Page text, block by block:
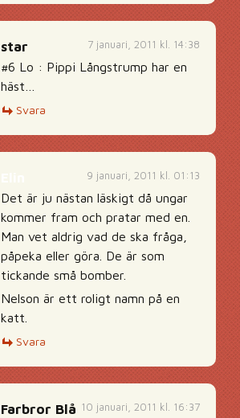
7 januari, 2011 kl. 14:38
star
#6 Lo : Pippi Långstrump har en
häst…
Svara
9 januari, 2011 kl. 01:13
Det är ju nästan läskigt då ungar
kommer fram och pratar med en.
Man vet aldrig vad de ska fråga,
påpeka eller göra. De är som
tickande små bomber.
Nelson är ett roligt namn på en
katt.
Svara
10 januari, 2011 kl. 16:37
Farbror Blå